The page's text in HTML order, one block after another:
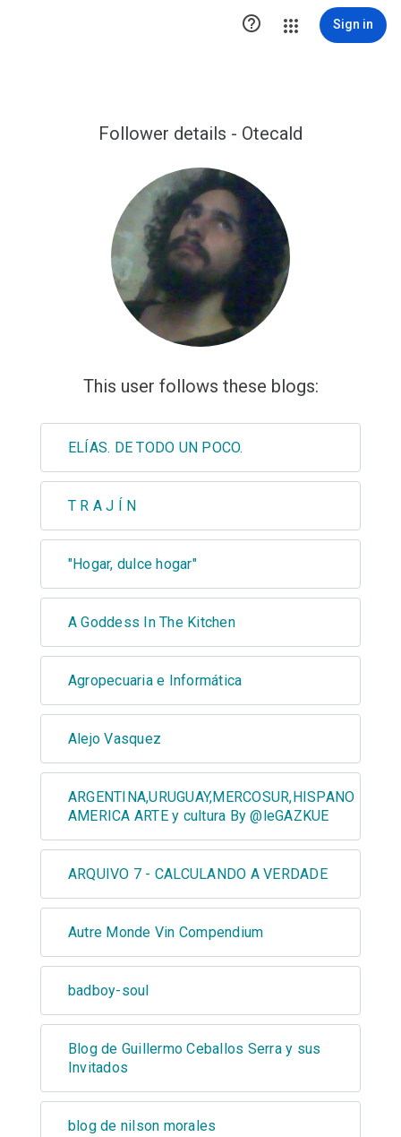
 Sign in
Follower details - Otecald
This user follows these blogs:
ELÍAS. DE TODO UN POCO.
T R A J Í N
"Hogar, dulce hogar"
A Goddess In The Kitchen
Agropecuaria e Informática
Alejo Vasquez
ARGENTINA,URUGUAY,MERCOSUR,HISPANO
AMERICA ARTE y cultura By @leGAZKUE
ARQUIVO 7 - CALCULANDO A VERDADE
Autre Monde Vin Compendium
badboy-soul
Blog de Guillermo Ceballos Serra y sus
Invitados
blog de nilson morales